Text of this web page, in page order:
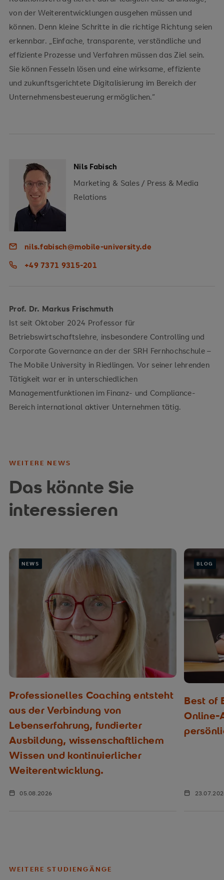
von der Weiterentwicklungen ausgehen müssen und
können. Denn kleine Schritte in die richtige Richtung seien
erkennbar. „Einfache, transparente, verständliche und
effiziente Prozesse und Verfahren müssen das Ziel sein.
Sie können Fesseln lösen und eine wirksame, effiziente
und zukunftsgerichtete Digitalisierung im Bereich der
Unternehmensbesteuerung ermöglichen.“
Nils Fabisch
Marketing & Sales / Press & Media
Relations
nils.fabisch@mobile-university.de
+49 7371 9315-201
Prof. Dr. Markus Frischmuth
Ist seit Oktober 2024 Professor für
Betriebswirtschaftslehre, insbesondere Controlling und
Corporate Governance an der der SRH Fernhochschule –
The Mobile University in Riedlingen. Vor seiner lehrenden
Tätigkeit war er in unterschiedlichen
Managementfunktionen im Finanz- und Compliance-
Bereich international aktiver Unternehmen tätig.
WEITERE NEWS
Das könnte Sie
interessieren
NEWS
Professionelles Coaching entsteht
aus der Verbindung von
Lebenserfahrung, fundierter
Ausbildung, wissenschaftlichem
Wissen und kontinuierlicher
Weiterentwicklung.
05.08.2026
BLOG
Best of
Online-
WEITERE STUDIENGÄNGE